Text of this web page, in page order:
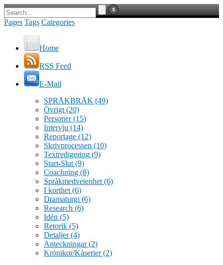
Pages Tags Categories
Home
RSS Feed
E-Mail
SPRÅKBRÅK (49)
Övrigt (20)
Personer(15)
Intervju (14)
Reportage (12)
Skrivprocessen (10)
Textredigering (9)
Start-Slut (9)
Coachning (8)
Språkmedvetenhet (6)
I korthet (6)
Dramaturgi (6)
Research (6)
Idén (5)
Retorik (5)
Detaljer(4)
Anteckningar(2)
Krönikor/Kåserier(2)